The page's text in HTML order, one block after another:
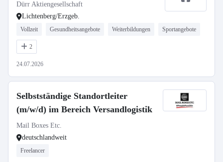
Dürr Aktiengesellschaft
Lichtenberg/Erzgeb.
Vollzeit Gesundheitsangebote Weiterbildungen Sportangebote
2
24.07.2026
Selbstständige Standortleiter
(m/w/d) im Bereich Versandlogistik
Mail Boxes Etc.
deutschlandweit
Freelancer